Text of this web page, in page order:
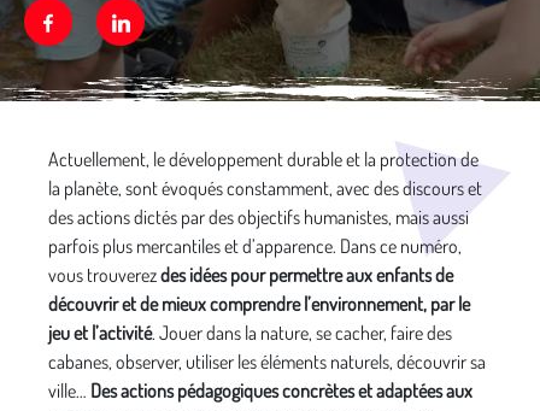
FacebookLinkedin
Actuellement, le développement durable et la protection de
la planète, sont évoqués constamment, avec des discours et
des actions dictés par des objectifs humanistes, mais aussi
parfois plus mercantiles et d’apparence. Dans ce numéro,
vous trouverezdes idées pour permettre aux enfants de
découvrir et de mieux comprendre l’environnement, par le
jeu et l’activité. Jouer dans la nature, se cacher, faire des
cabanes, observer, utiliser les éléments naturels, découvrir sa
ville… Des actions pédagogiques concrètes et adaptées aux